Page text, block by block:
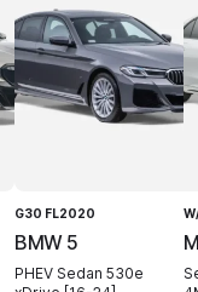
G30 FL2020
BMW 5
PHEV Sedan 530e